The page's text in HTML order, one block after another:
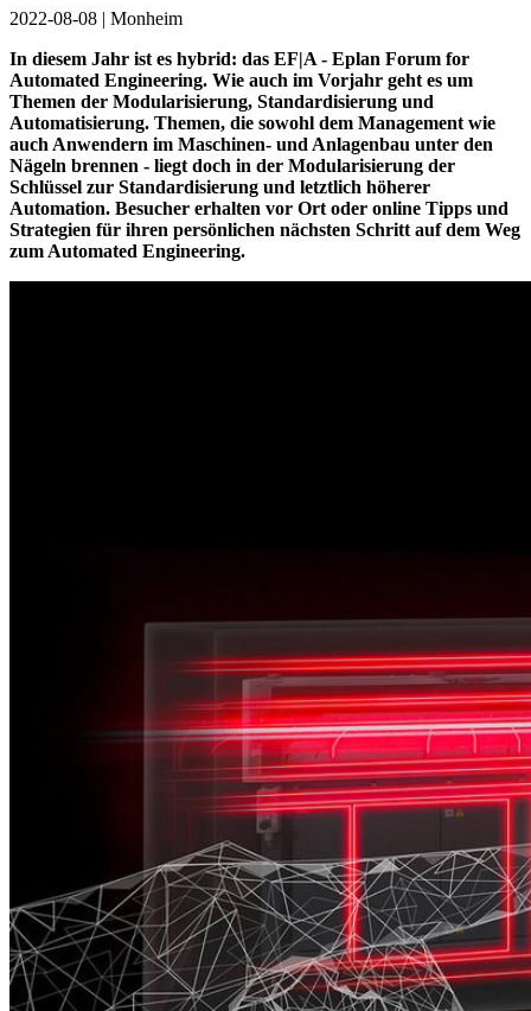
2022-08-08 | Monheim
In diesem Jahr ist es hybrid: das EF|A - Eplan Forum for
Automated Engineering. Wie auch im Vorjahr geht es um
Themen der Modularisierung, Standardisierung und
Automatisierung. Themen, die sowohl dem Management wie
auch Anwendern im Maschinen- und Anlagenbau unter den
Nägeln brennen - liegt doch in der Modularisierung der
Schlüssel zur Standardisierung und letztlich höherer
Automation. Besucher erhalten vor Ort oder online Tipps und
Strategien für ihren persönlichen nächsten Schritt auf dem Weg
zum Automated Engineering.